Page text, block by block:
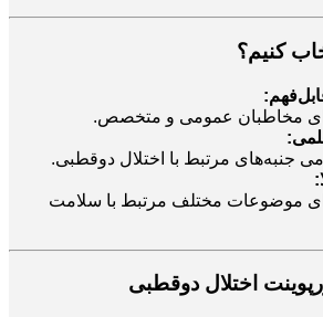
کنیم؟
مخاطبان عمومی و متخصص.
جنبه‌های مرتبط با اختلال دوقطبی.
موضوعات مختلف مرتبط با سلامت
اختلال دوقطبی